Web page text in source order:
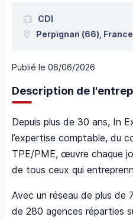
CDI
Perpignan (66), France
Publié le 06/06/2026
Description de
Depuis plus de 30 ans, In
l’expertise comptable, du
TPE/PME, œuvre chaque
de tous ceux qui
Avec un réseau de plus de
de 280 agences réparties